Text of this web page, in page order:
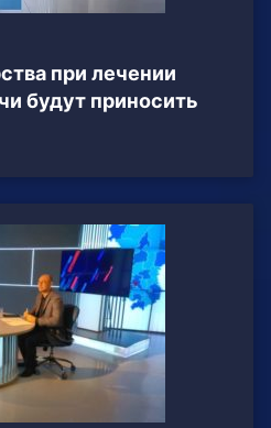
при лечении
будут приносить